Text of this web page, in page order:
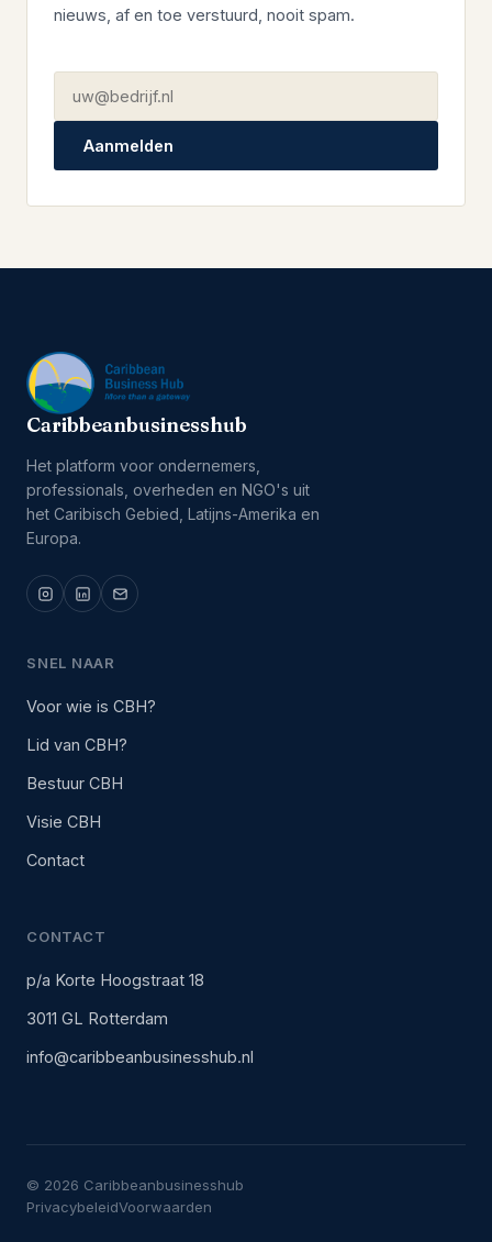
nieuws, af en toe verstuurd, nooit spam.
Aanmelden
Caribbeanbusinesshub
Het platform voor ondernemers,
professionals, overheden en NGO's uit
het Caribisch Gebied, Latijns-Amerika en
Europa.
SNEL NAAR
Voor wie is CBH?
Lid van CBH?
Bestuur CBH
Visie CBH
Contact
CONTACT
p/a Korte Hoogstraat 18
3011 GL Rotterdam
info@caribbeanbusinesshub.nl
© 2026 Caribbeanbusinesshub
PrivacybeleidVoorwaarden